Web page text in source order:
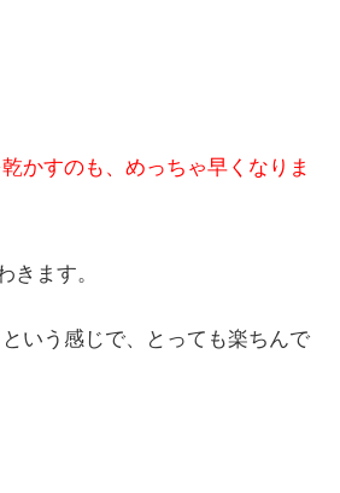
かすのも、めっちゃ早くなりま
きます。
いう感じで、とっても楽ちんで